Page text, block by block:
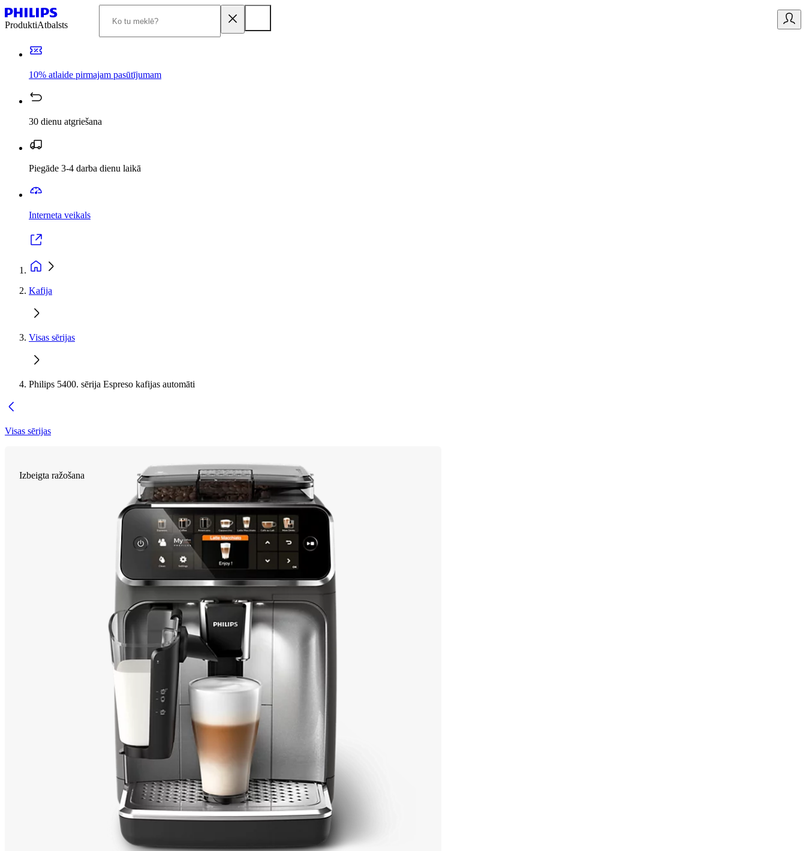
ProduktiAtbalsts
10% atlaide pirmajam pasūtījumam
30 dienu atgriešana
Piegāde 3-4 darba dienu laikā
Interneta veikals
Kafija
Visas sērijas
Philips 5400. sērija Espreso kafijas automāti
Visas sērijas
Izbeigta ražošana